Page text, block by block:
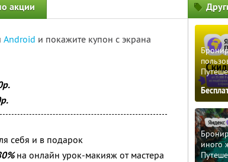
акции
Android и покажите купон с экрана
себя и в подарок
на онлайн урок-макияж от мастера
иного